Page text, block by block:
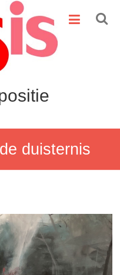
duisternis